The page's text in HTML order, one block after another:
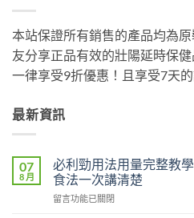
本站保證所有銷售的產品均為
友分享正品有效的壯陽延時保
一律享受9折優惠！且享受7天
最新資訊
07
8 月
必利勁用法用量完整教
食法一次講清楚
在
留言功能已關閉